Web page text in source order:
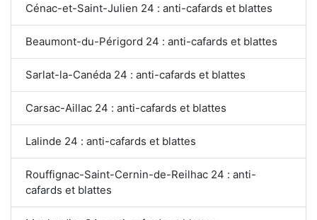
Cénac-et-Saint-Julien 24 : anti-cafards et blattes
Beaumont-du-Périgord 24 : anti-cafards et blattes
Sarlat-la-Canéda 24 : anti-cafards et blattes
Carsac-Aillac 24 : anti-cafards et blattes
Lalinde 24 : anti-cafards et blattes
Rouffignac-Saint-Cernin-de-Reilhac 24 : anti-
cafards et blattes